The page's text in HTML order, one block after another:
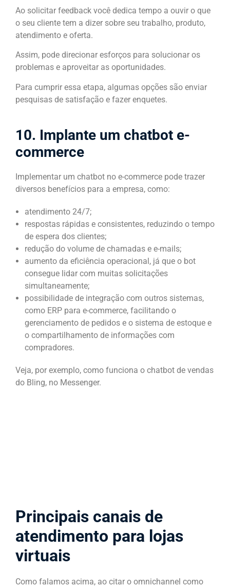
Ao solicitar feedback você dedica tempo a ouvir o que
o seu cliente tem a dizer sobre seu trabalho, produto,
atendimento e oferta.
Assim, pode direcionar esforços para solucionar os
problemas e aproveitar as oportunidades.
Para cumprir essa etapa, algumas opções são enviar
pesquisas de satisfação e fazer enquetes.
10. Implante um chatbot e-
commerce
Implementar um chatbot no e-commerce pode trazer
diversos benefícios para a empresa, como:
atendimento 24/7;
respostas rápidas e consistentes, reduzindo o tempo
de espera dos clientes;
redução do volume de chamadas e e-mails;
aumento da eficiência operacional, já que o bot
consegue lidar com muitas solicitações
simultaneamente;
possibilidade de integração com outros sistemas,
como ERP para e-commerce, facilitando o
gerenciamento de pedidos e o sistema de estoque e
o compartilhamento de informações com
compradores.
Veja, por exemplo, como funciona o chatbot de vendas
do Bling, no Messenger.
Principais canais de
atendimento para lojas
virtuais
Como falamos acima, ao citar o omnichannel como